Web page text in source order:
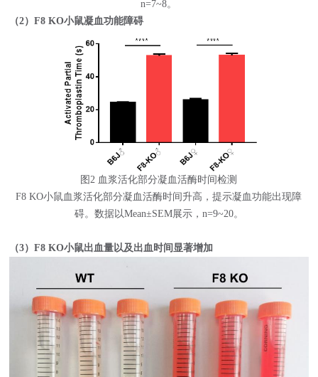
n=7~8。
（2）F8 KO小鼠凝血功能障碍
图2 血浆活化部分凝血活酶时间检测
F8 KO小鼠血浆活化部分凝血活酶时间升高，提示凝血功能出现障
碍。数据以Mean±SEM展示，n=9~20。
（3）F8 KO小鼠出血量以及出血时间显著增加